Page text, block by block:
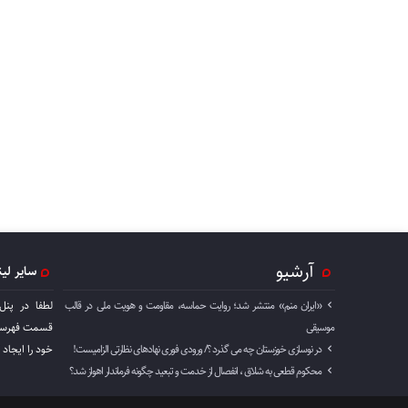
آرشیو
«ایران منم» منتشر شد؛ روایت حماسه، مقاومت و هویت ملی در قالب
موسیقی
در نوسازی خوزستان چه می گذرد ؟/ ورودی فوری نهادهای نظارتی الزامیست!
محکوم قطعی به شلاق ، انفصال از خدمت و تبعید چگونه فرماندار اهواز شد؟
سایر
لطفا در
قسمت
خود را